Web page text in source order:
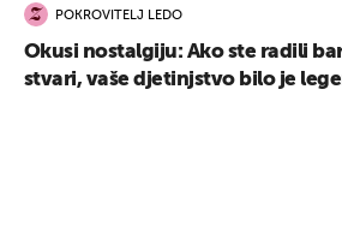
POKROVITELJ LEDO
Okusi nostalgiju: Ako ste radili
stvari, vaše djetinjstvo bilo je